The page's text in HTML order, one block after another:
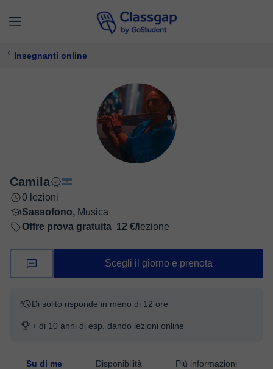
Insegnanti online
Camila
0 lezioni
Sassofono, Musica
Offre prova gratuita 12 €/ lezione
Scegli il giorno e prenota
Di solito risponde in meno di 12 ore
+ di 10 anni di esp. dando lezioni online
Su di me Disponibilità Più informazioni